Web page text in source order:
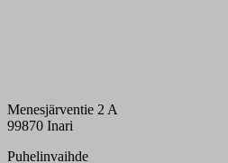
Menesjärventie 2 A
99870 Inari
Puhelinvaihde